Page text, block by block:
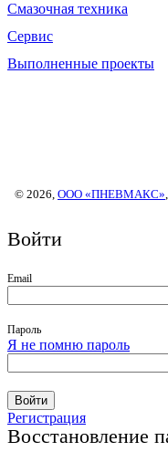
Смазочная техника
Сервис
Выполненные проекты
© 2026, ООО «ПНЕВМАКС»,
Войти
Email
Пароль
Я не помню пароль
Войти
Регистрация
Восстановление